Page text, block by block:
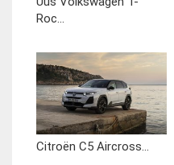
Roc...
Citroën C5 Aircross...